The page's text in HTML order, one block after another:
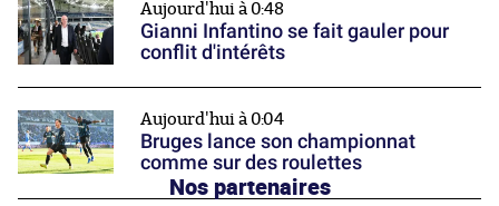
Aujourd'hui à 0:48
Gianni Infantino se fait gauler pour
conflit d'intérêts
Aujourd'hui à 0:04
Bruges lance son championnat
comme sur des roulettes
Nos partenaires